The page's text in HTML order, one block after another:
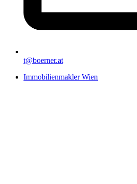
t@boerner.at
Immobilienmakler Wien